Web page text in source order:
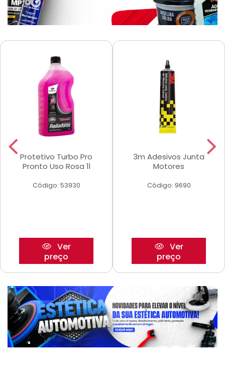
Protetivo Turbo Pro
Pronto Uso Rosa 1l
Código: 53930
Ver
preço
3m Adesivos Junta
Motores
Código: 9690
Ver
preço